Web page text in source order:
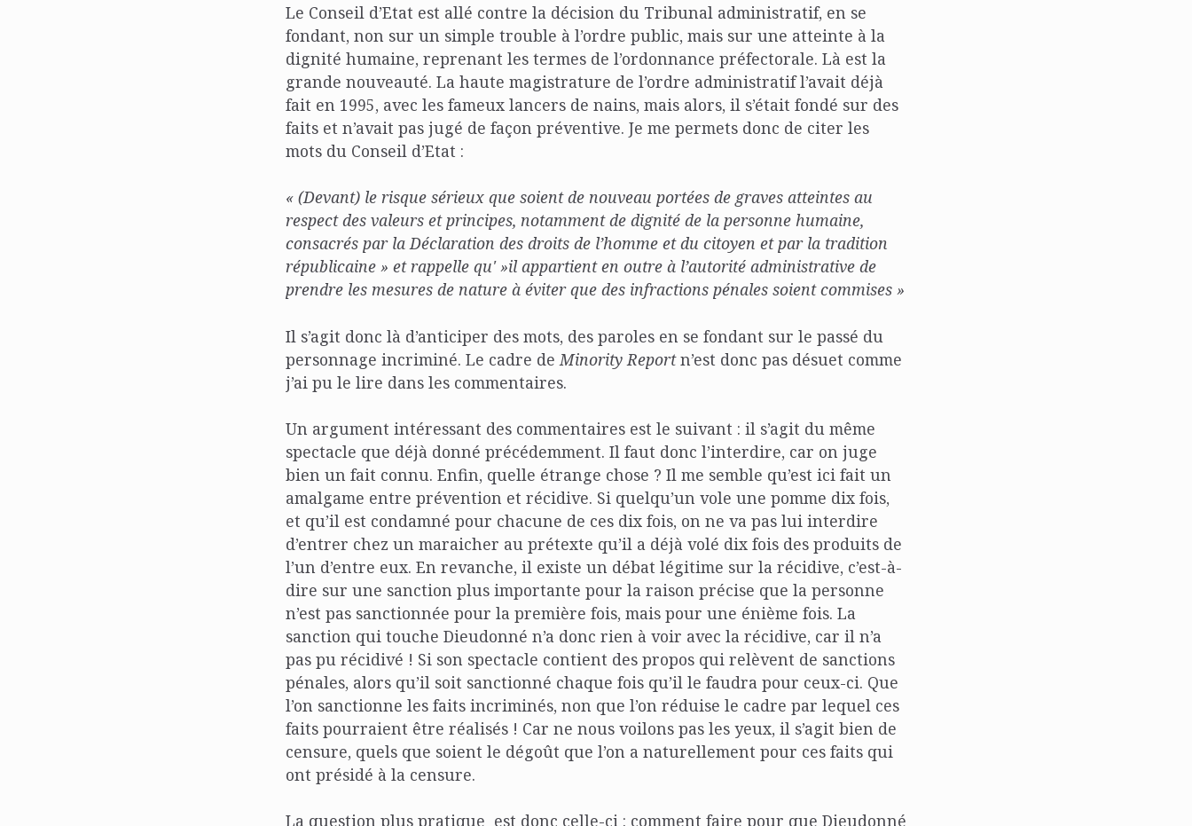
Le Conseil d’Etat est allé contre la décision du Tribunal administratif, en se
fondant, non sur un simple trouble à l’ordre public, mais sur une atteinte à la
dignité humaine, reprenant les termes de l’ordonnance préfectorale. Là est la
grande nouveauté. La haute magistrature de l’ordre administratif l’avait déjà
fait en 1995, avec les fameux lancers de nains, mais alors, il s’était fondé sur des
faits et n’avait pas jugé de façon préventive. Je me permets donc de citer les
mots du Conseil d’Etat :
« (Devant) le risque sérieux que soient de nouveau portées de graves atteintes au
respect des valeurs et principes, notamment de dignité de la personne humaine,
consacrés par la Déclaration des droits de l’homme et du citoyen et par la tradition
républicaine » et rappelle qu' »il appartient en outre à l’autorité administrative de
prendre les mesures de nature à éviter que des infractions pénales soient commises »
Il s’agit donc là d’anticiper des mots, des paroles en se fondant sur le passé du
personnage incriminé. Le cadre de Minority Reportn’est donc pas désuet comme
j’ai pu le lire dans les commentaires.
Un argument intéressant des commentaires est le suivant : il s’agit du même
spectacle que déjà donné précédemment. Il faut donc l’interdire, car on juge
bien un fait connu. Enfin, quelle étrange chose ? Il me semble qu’est ici fait un
amalgame entre prévention et récidive. Si quelqu’un vole une pomme dix fois,
et qu’il est condamné pour chacune de ces dix fois, on ne va pas lui interdire
d’entrer chez un maraicher au prétexte qu’il a déjà volé dix fois des produits de
l’un d’entre eux. En revanche, il existe un débat légitime sur la récidive, c’est-à-
dire sur une sanction plus importante pour la raison précise que la personne
n’est pas sanctionnée pour la première fois, mais pour une énième fois. La
sanction qui touche Dieudonné n’a donc rien à voir avec la récidive, car il n’a
pas pu récidivé ! Si son spectacle contient des propos qui relèvent de sanctions
pénales, alors qu’il soit sanctionné chaque fois qu’il le faudra pour ceux-ci. Que
l’on sanctionne les faits incriminés, non que l’on réduise le cadre par lequel ces
faits pourraient être réalisés ! Car ne nous voilons pas les yeux, il s’agit bien de
censure, quels que soient le dégoût que l’on a naturellement pour ces faits qui
ont présidé à la censure.
La question plus pratique est donc celle-ci : comment faire pour que Dieudonné